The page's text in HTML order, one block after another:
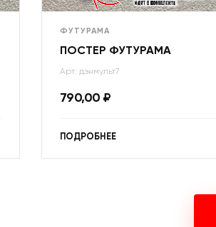
ФУТУРАМА
ПОСТЕР ФУТУРАМА
Арт: дэнмульт7
790,00 ₽
ПОДРОБНЕЕ